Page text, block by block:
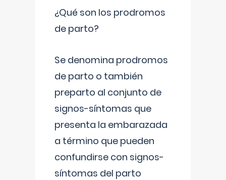
¿Qué son los prodromos
de parto?
Se denomina prodromos
de parto o también
preparto al conjunto de
signos-síntomas que
presenta la embarazada
a término que pueden
confundirse con signos-
síntomas del parto